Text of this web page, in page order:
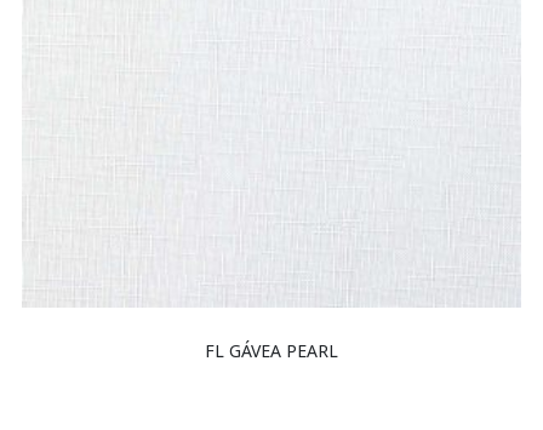
FL GÁVEA PEARL